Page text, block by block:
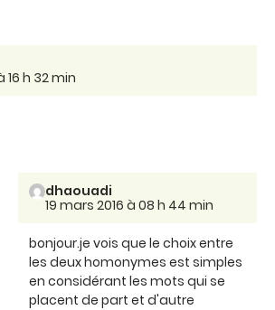
16 h 32 min
dhaouadi
19 mars 2016 à 08 h 44 min
bonjour.je vois que le choix entre
les deux homonymes est simples
en considérant les mots qui se
placent de part et d'autre